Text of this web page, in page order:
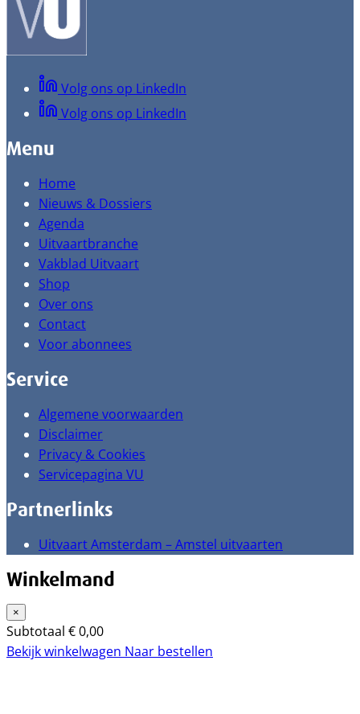
Volg ons op LinkedIn
Volg ons op LinkedIn
Menu
Home
Nieuws & Dossiers
Agenda
Uitvaartbranche
Vakblad Uitvaart
Shop
Over ons
Contact
Voor abonnees
Service
Algemene voorwaarden
Disclaimer
Privacy & Cookies
Servicepagina VU
Partnerlinks
Uitvaart Amsterdam – Amstel uitvaarten
Winkelmand
×
Subtotaal €0,00
Bekijk winkelwagen Naar bestellen